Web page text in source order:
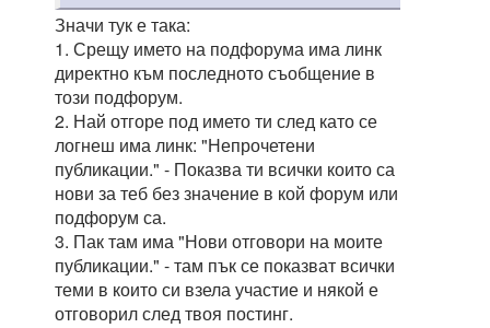
Значи тук е така:
1. Срещу името на подфорума има линк
директно към последното съобщение в
този подфорум.
2. Най отгоре под името ти след като се
логнеш има линк: "Непрочетени
публикации." - Показва ти всички които са
нови за теб без значение в кой форум или
подфорум са.
3. Пак там има "Нови отговори на моите
публикации." - там пък се показват всички
теми в които си взела участие и някой е
отговорил след твоя постинг.